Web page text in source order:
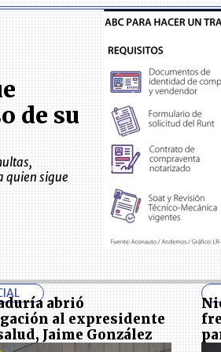
de su
quien sigue
abrió
al expresidente
Jaime González